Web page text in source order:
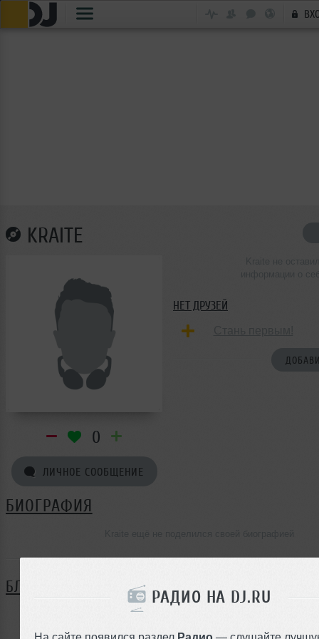
РАДИО НА DJ.RU
На сайте появился раздел Радио — слушайте
KRAITE
0
ЛИЧНОЕ СООБЩЕНИЕ
НЕТ ДРУЗЕЙ
БИОГРАФИЯ
БЛОГ